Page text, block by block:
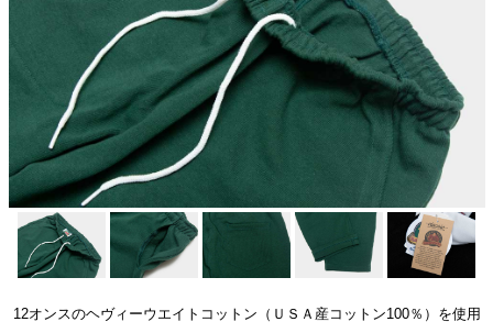
12オンスのヘヴィーウエイトコットン（ＵＳＡ産コットン100％）を使用